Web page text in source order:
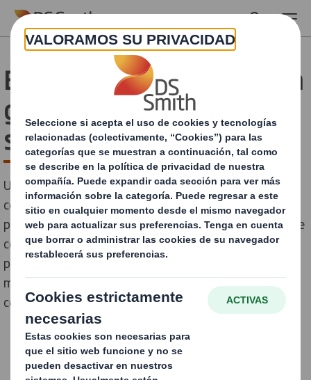
Skip to main content
El papel del embalaje en la
gestión de la cadena de
suministro
Una correcta gestión de la cadena de suministro
comienza con tener un embalaje adecuado. El
packaging juega un papel fundamental en la gestión de
costes, la reducción de riesgos y la mejora continua
para alcanzar los objetivos de sostenibilidad, pero a
menudo no se le da la importancia que tiene y se trata
como un mero complemento.